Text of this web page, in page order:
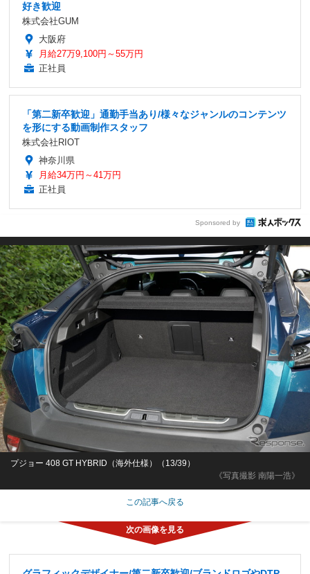
好き歓迎
株式会社GUM
大阪府
月給27万9,100円～55万円
正社員
「第二新卒歓迎」通勤手当あり/様々なジャンルのコンテンツ
を形にする動画制作スタッフ
株式会社RIOT
神奈川県
月給34万円～41万円
正社員
Sponsored by
《写真撮影 南陽一浩》
プジョー 408 GT HYBRID（海外仕様）（13/39）
この記事へ戻る